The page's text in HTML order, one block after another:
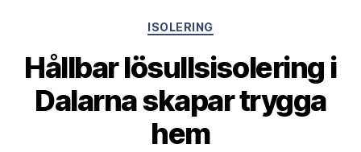
Kategorier
ISOLERING
Hållbar lösullsisolering i
Dalarna skapar trygga
hem